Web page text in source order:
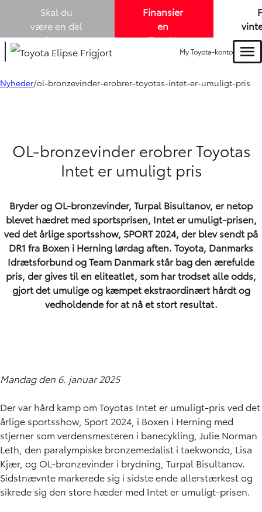
Skal du
være en del
af Louis
Lund A/S? -
kollegaer i
Finansier
en
Toyota
1,99% i
en
My Toyota-konto
Nyheder ol-bronzevinder-erobrer-toyotas-intet-er-umuligt-pris
OL-bronzevinder erobrer Toyotas
Intet er umuligt pris
Bryder og OL-bronzevinder, Turpal Bisultanov, er netop
blevet hædret med sportsprisen, Intet er umuligt-prisen,
ved det årlige sportsshow, SPORT 2024, der blev sendt på
DR1 fra Boxen i Herning lørdag aften. Toyota, Danmarks
Idrætsforbund og Team Danmark står bag den ærefulde
pris, der gives til en eliteatlet, som har trodset alle odds,
gjort det umulige og kæmpet ekstraordinært hårdt og
vedholdende for at nå et stort resultat.
Mandag den 6. januar 2025
Der var hård kamp om Toyotas Intet er umuligt-pris ved det
årlige sportsshow, Sport 2024, i Boxen i Herning med
stjerner som verdensmesteren i banecykling, Julie Norman
Leth, den paralympiske bronzemedalist i taekwondo, Lisa
Kjær, og OL-bronzevinder i brydning, Turpal Bisultanov.
Sidstnævnte markerede sig i sidste ende allerstærkest og
sikrede sig den store hæder med Intet er umuligt-prisen.